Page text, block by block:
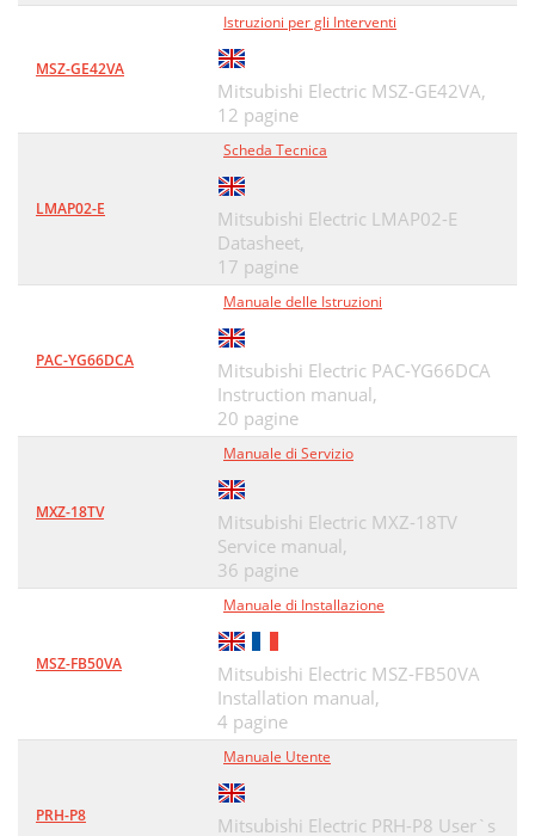
MSZ-GE42VA
Istruzioni per gli Interventi
Mitsubishi Electric MSZ-GE42VA,
12 pagine
LMAP02-E
Scheda Tecnica
Mitsubishi Electric LMAP02-E
Datasheet,
17 pagine
PAC-YG66DCA
Manuale delle Istruzioni
Mitsubishi Electric PAC-YG66DCA
Instruction manual,
20 pagine
MXZ-18TV
Manuale di Servizio
Mitsubishi Electric MXZ-18TV
Service manual,
36 pagine
MSZ-FB50VA
Manuale di Installazione
Mitsubishi Electric MSZ-FB50VA
Installation manual,
4 pagine
PRH-P8
Manuale Utente
Mitsubishi Electric PRH-P8 User`s